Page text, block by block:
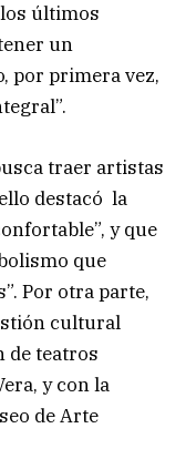
últimos
un
por primera vez,
traer artistas
destacó la
y que
que
Por otra parte,
cultural
de teatros
y con la
de Arte